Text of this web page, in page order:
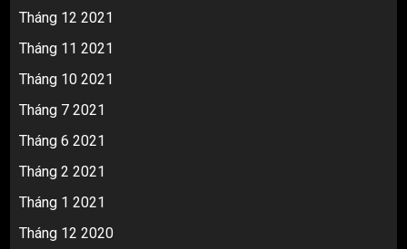
Tháng 12 2021
Tháng 11 2021
Tháng 10 2021
Tháng 7 2021
Tháng 6 2021
Tháng 2 2021
Tháng 1 2021
Tháng 12 2020